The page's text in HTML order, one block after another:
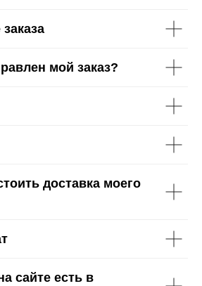
мой заказ?
доставка моего
сайте есть в